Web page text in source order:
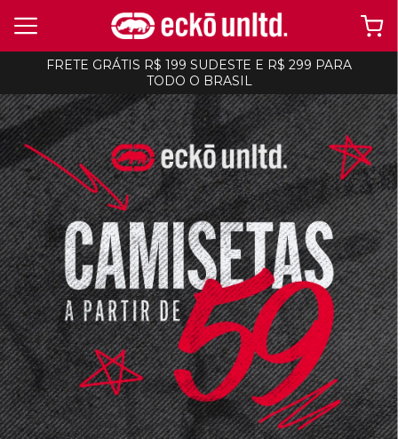
FRETE GRÁTIS R$ 199 SUDESTE E R$ 299 PARA
TODO O BRASIL